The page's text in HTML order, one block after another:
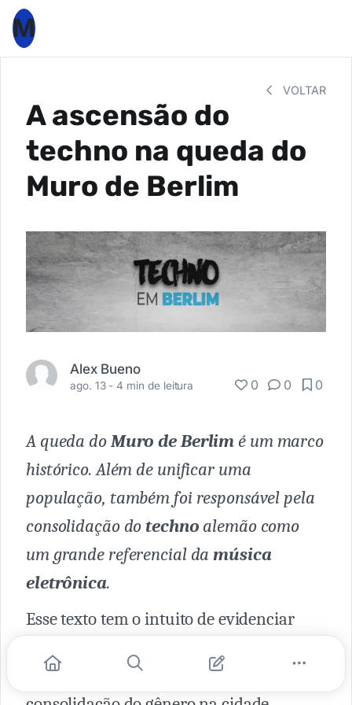
M
VOLTAR
A ascensão do
techno na queda do
Muro de Berlim
Alex Bueno
ago. 13 -4 min de leitura 0 0 0
A queda doMuro de Berlim é um marco
histórico. Além de unificar uma
população, também foi responsável pela
consolidação dotechno alemão como
um grande referencial damúsica
eletrônica.
Esse texto tem o intuito de evidenciar
recorte temporal, que ajudaram na